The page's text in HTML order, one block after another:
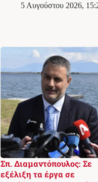
5 Αυγούστου 2026,
Σπ. Διαμαντόπουλος: Σε
εξέλιξη τα έργα σε